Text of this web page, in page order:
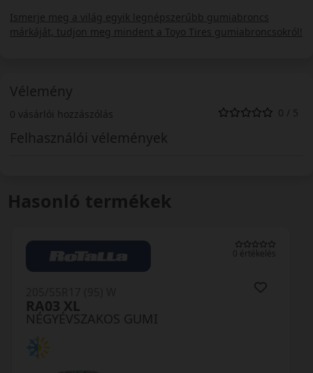
Ismerje meg a világ egyik legnépszerűbb gumiabroncs
márkáját, tudjon meg mindent a Toyo Tires gumiabroncsokról!
Vélemény
0 vásárlói hozzászólás 0 / 5
Felhasználói vélemények
Hasonló termékek
0 értékelés
NÉGYÉVSZAKOS GUMI
Celsius AS2 XL